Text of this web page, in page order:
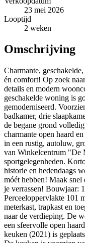
23 mei 2026
Looptijd
2 weken
Omschrijving
Charmante,
én comfort! Op zoek
details en modern
geschakelde woning is
gemoderniseerd.
badkamer, drie
de begane grond
charmante open haard
in een rustig, autoluw,
van Winkelcentrum "De
sportgelegenheden.
historie en hedendaags
móét hebben! Maak snel
je verrassen! Bouwjaar:
Perceeloppervlakte 101
meterkast, trapkast en
naar de verdieping. De
een sfeervolle open
keuken (2021) is